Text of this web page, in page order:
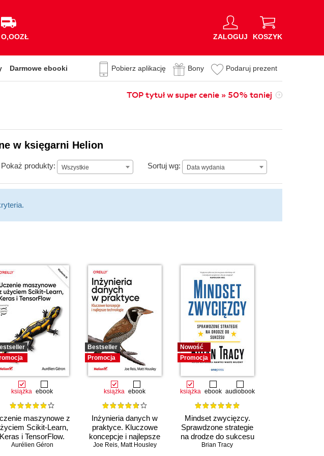
ZALOGUJ KOSZYK
Darmowe ebooki Pobierz aplikację Bony Podaruj prezent
TOP tytuł w super cenie » 50% taniej
w księgarni Helion
Pokaż produkty: Wszystkie Sortuj wg: Data wydania
Data wydania
książka ebook
maszynowe z
Scikit-Learn,
Keras i TensorFlow.
Wydanie III
Aurélien Géron
Bestseller
Promocja
książka ebook
Inżynieria danych w
praktyce. Kluczowe
koncepcje i najlepsze
technologie
Joe Reis, Matt Housley
Nowość
Promocja
książka ebook audiobook
Mindset zwycięzcy.
Sprawdzone strategie
na drodze do sukcesu
Brian Tracy